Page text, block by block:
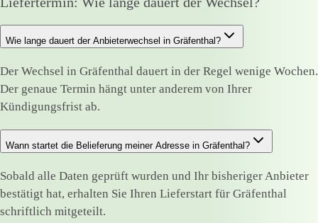
Wie lange dauert der Anbieterwechsel in Gräfenthal?
Der Wechsel in Gräfenthal dauert in der Regel wenige Wochen.
Der genaue Termin hängt unter anderem von Ihrer
Kündigungsfrist ab.
Wann startet die Belieferung meiner Adresse in Gräfenthal?
Sobald alle Daten geprüft wurden und Ihr bisheriger Anbieter
bestätigt hat, erhalten Sie Ihren Lieferstart für Gräfenthal
schriftlich mitgeteilt.